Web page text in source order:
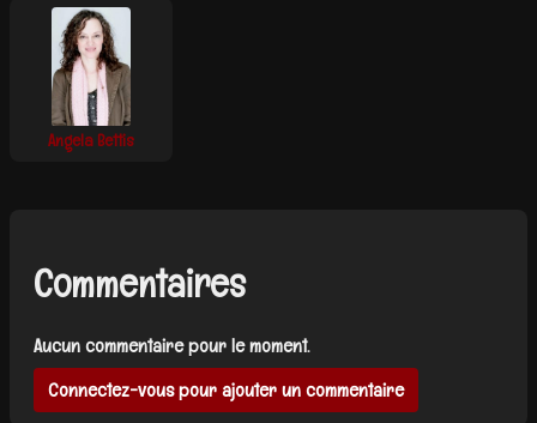
Angela Bettis
Commentaires
Aucun commentaire pour le moment.
Connectez-vous pour ajouter un commentaire